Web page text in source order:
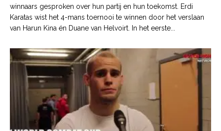
winnaars gesproken over hun partij en hun toekomst. Erdi
Karatas wist het 4-mans toernooi te winnen door het verslaan
van Harun Kina én Duane van Helvoirt. In het eerste...